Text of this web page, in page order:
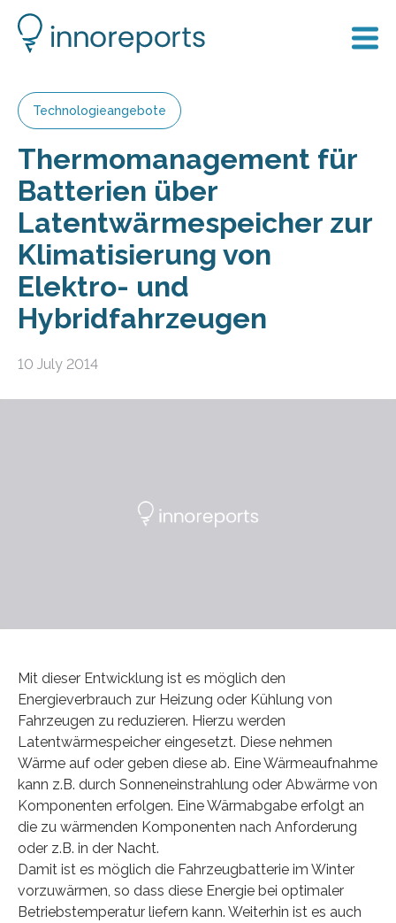
Technologieangebote
Thermomanagement für
Batterien über
Latentwärmespeicher zur
Klimatisierung von
Elektro- und
Hybridfahrzeugen
10 July 2014
Mit dieser Entwicklung ist es möglich den
Energieverbrauch zur Heizung oder Kühlung von
Fahrzeugen zu reduzieren. Hierzu werden
Latentwärmespeicher eingesetzt. Diese nehmen
Wärme auf oder geben diese ab. Eine Wärmeaufnahme
kann z.B. durch Sonneneinstrahlung oder Abwärme von
Komponenten erfolgen. Eine Wärmabgabe erfolgt an
die zu wärmenden Komponenten nach Anforderung
oder z.B. in der Nacht.
Damit ist es möglich die Fahrzeugbatterie im Winter
vorzuwärmen, so dass diese Energie bei optimaler
Betriebstemperatur liefern kann. Weiterhin ist es auch